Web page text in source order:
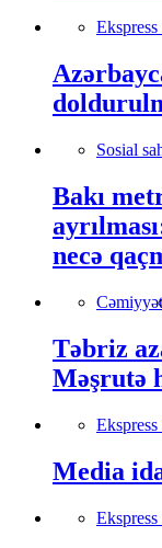
Sosial
Bakı
necə
Təbriz
Məşrutə
Media